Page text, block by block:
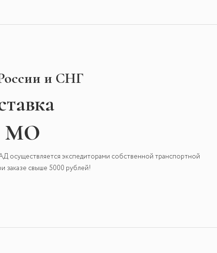
и СНГ
МО
осуществляется экспедиторами собственной транспортной
заказе свыше 5000 рублей!